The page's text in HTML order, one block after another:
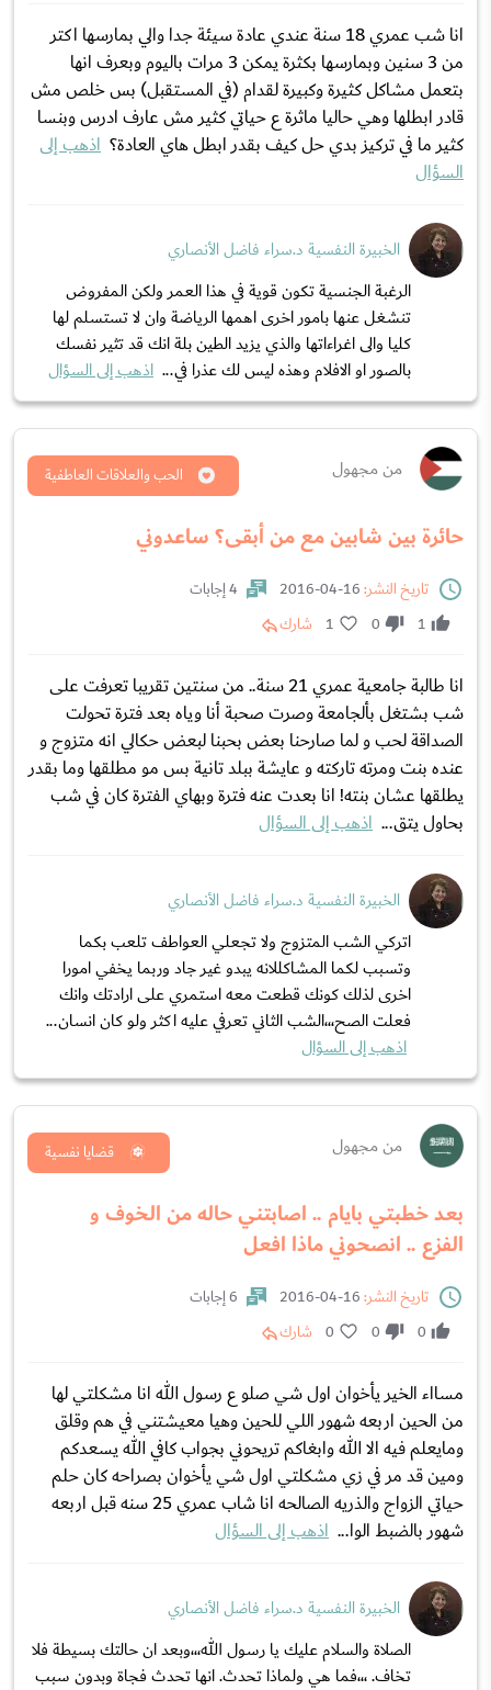
انا شب عمري 18 سنة عندي عادة سيئة جدا والي بمارسها اكتر
من 3 سنين وبمارسها بكثرة يمكن 3 مرات باليوم وبعرف انها
بتعمل مشاكل كثيرة وكبيرة لقدام (في المستقبل) بس خلص مش
قادر ابطلها وهي حاليا ماثرة ع حياتي كثير مش عارف ادرس وبنسا
كثير ما في تركيز بدي حل كيف بقدر ابطل هاي العادة؟ اذهب إلى
السؤال
الخبيرة النفسية د.سراء فاضل الأنصاري
الرغبة الجنسية تكون قوية في هذا العمر ولكن المفروض
تنشغل عنها بامور اخرى اهمها الرياضة وان لا تستسلم لها
كليا والى اغراءاتها والذي يزيد الطين بلة انك قد تثير نفسك
بالصور او الافلام وهذه ليس لك عذرا في... اذهب إلى السؤال
من مجهول
حائرة بين شابين مع من أبقى؟ ساعدوني
الحب والعلاقات العاطفية
تاريخ النشر:
4 إجابات
1
0
1 شارك
انا طالبة جامعية عمري 21 سنة.. من سنتين تقريبا تعرفت على
شب بشتغل بألجامعة وصرت صحبة أنا وياه بعد فترة تحولت
الصداقة لحب و لما صارحنا بعض بحبنا لبعض حكالي انه متزوج و
عنده بنت ومرته تاركته و عايشة ببلد تانية بس مو مطلقها وما بقدر
يطلقها عشان بنته! انا بعدت عنه فترة وبهاي الفترة كان في شب
بحاول يتق... اذهب إلى السؤال
الخبيرة النفسية د.سراء فاضل الأنصاري
اتركي الشب المتزوج ولا تجعلي العواطف تلعب بكما
وتسبب لكما المشاكللانه يبدو غير جاد وربما يخفي امورا
اخرى لذلك كونك قطعت معه استمري على ارادتك وانك
فعلت الصح،،،الشب الثاني تعرفي عليه اكثر ولو كان انسان...
اذهب إلى السؤال
من مجهول
بعد خطبتي بايام .. اصابتني حاله من الخوف و
الفزع .. انصحوني ماذا افعل
قضايا نفسية
تاريخ النشر:
6 إجابات
0
0
0 شارك
مسااء الخير يأخوان اول شي صلو ع رسول الله انا مشكلتي لها
من الحين اربعه شهور اللي للحين وهيا معيشتني في هم وقلق
ومايعلم فيه الا الله وابغاكم تريحوني بجواب كافي الله يسعدكم
ومين قد مر في زي مشكلتي اول شي يأخوان بصراحه كان حلم
حياتي الزواج والذريه الصالحه انا شاب عمري 25 سنه قبل اربعه
شهور بالضبط الوا... اذهب إلى السؤال
الخبيرة النفسية د.سراء فاضل الأنصاري
الصلاة والسلام عليك يا رسول الله،،،وبعد ان حالتك بسيطة فلا
تخاف. ،،،فما هي ولماذا تحدث. انها تحدث فجاة وبدون سبب